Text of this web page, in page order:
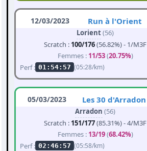
12/03/2023 Run à l'Orient
Lorient(56)
Scratch : 100/176(56.82%) - 1/M3F
Femmes : 11/53(20.75%)
Perf : 01:54:57 (05:28/km)
05/03/2023 Les 30 d'Arradon
Arradon (56)
Scratch : 151/177(85.31%) - 4/M3F
Femmes : 13/19(68.42%)
Perf : 02:46:57 (05:58/km)